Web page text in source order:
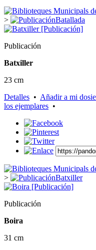
>
Batallada
Publicación
Batxiller
23 cm
Detalles • Añadir a mi
los ejemplares •
>
Batxiller
Publicación
Boira
31 cm